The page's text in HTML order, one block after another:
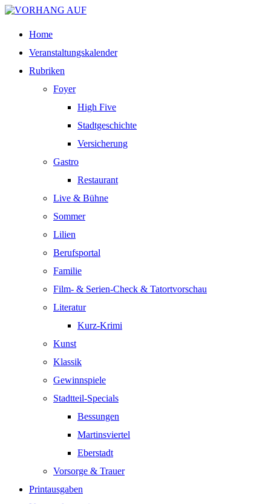
Home
Veranstaltungskalender
Rubriken
Foyer
High Five
Stadtgeschichte
Versicherung
Gastro
Restaurant
Live & Bühne
Sommer
Lilien
Berufsportal
Familie
Film- & Serien-Check & Tatortvorschau
Literatur
Kurz-Krimi
Kunst
Klassik
Gewinnspiele
Stadtteil-Specials
Bessungen
Martinsviertel
Eberstadt
Vorsorge & Trauer
Printausgaben